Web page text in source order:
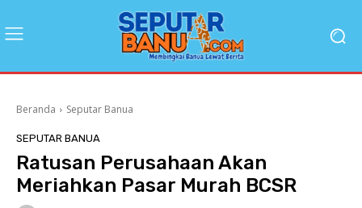
Beranda Seputar Banua
SEPUTAR BANUA
Ratusan Perusahaan Akan
Meriahkan Pasar Murah BCSR